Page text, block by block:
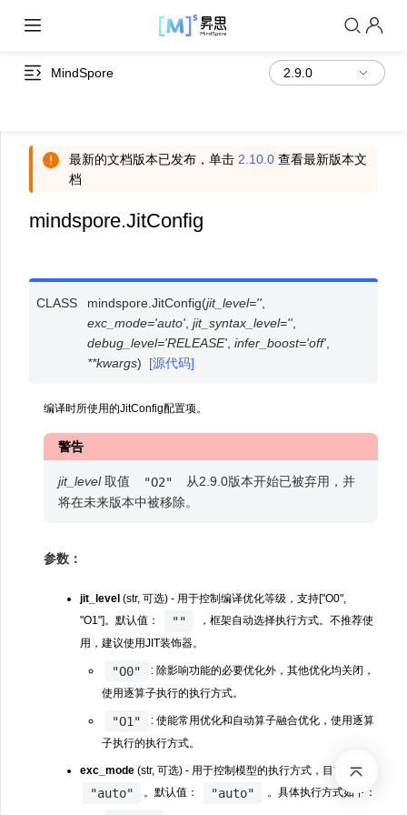
MindSpore
最新的文档版本已发布，单击 2.10.0 查看最新版本文
档
mindspore.JitConfig
CLASS mindspore.JitConfig(jit_level=''
exc_mode='auto' ,jit_syntax_level=''
debug_level='RELEASE' ,infer_boost='off'
**kwargs) [源代码]
编译时所使用的JitConfig配置项。
警告
jit_level取值 "O2"
从2.9.0版本开始已被弃用，并
将在未来版本中被移除。
参数：
jit_level (str, 可选) - 用于控制编译优化等级，支持["O0",
"O1"]。默认值：
""
，框架自动选择执行方式。不推荐使
用，建议使用JIT装饰器。
"O0"
: 除影响功能的必要优化外，其他优化均关闭，
使用逐算子执行的执行方式。
"O1"
: 使能常用优化和自动算子融合优化，使用逐算
子执行的执行方式。
exc_mode (str, 可选) - 用于控制模型的执行方式，目前仅支持
"auto" 。默认值： "auto" 。具体执行方式如下：